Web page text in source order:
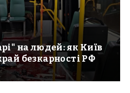
на людей: як Київ
безкарності РФ